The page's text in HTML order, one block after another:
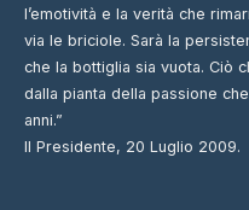
l’emotività e la verità che
via le briciole. Sarà la
che la bottiglia sia vuota. Ciò
dalla pianta della passione
anni.”
Il Presidente, 20 Luglio 2009.